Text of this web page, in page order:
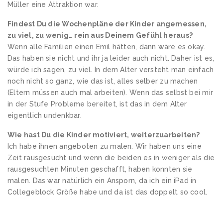
Müller eine Attraktion war.
Findest Du die Wochenpläne der Kinder angemessen,
zu viel, zu wenig… rein aus Deinem Gefühl heraus?
Wenn alle Familien einen Emil hätten, dann wäre es okay.
Das haben sie nicht und ihr ja leider auch nicht. Daher ist es,
würde ich sagen, zu viel. In dem Alter versteht man einfach
noch nicht so ganz, wie das ist, alles selber zu machen
(Eltern müssen auch mal arbeiten). Wenn das selbst bei mir
in der Stufe Probleme bereitet, ist das in dem Alter
eigentlich undenkbar.
Wie hast Du die Kinder motiviert, weiterzuarbeiten?
Ich habe ihnen angeboten zu malen. Wir haben uns eine
Zeit rausgesucht und wenn die beiden es in weniger als die
rausgesuchten Minuten geschafft, haben konnten sie
malen. Das war natürlich ein Ansporn, da ich ein iPad in
Collegeblock Größe habe und da ist das doppelt so cool.